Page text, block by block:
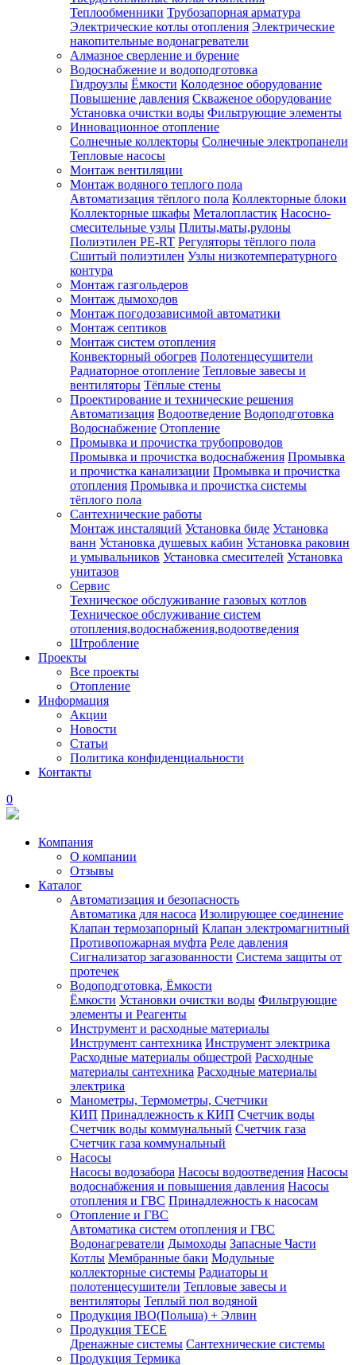
Теплообменники Трубозапорная арматура
Электрические котлы отопления Электрические
накопительные водонагреватели
Алмазное сверление и бурение
Водоснабжение и водоподготовка
Гидроузлы Ёмкости Колодезное оборудование
Повышение давления Скваженое оборудование
Установка очистки воды Фильтрующие элементы
Инновационное отопление
Солнечные коллекторы Солнечные электропанели
Тепловые насосы
Монтаж вентиляции
Монтаж водяного теплого пола
Автоматизация тёплого пола Коллекторные блоки
Коллекторные шкафы Металопластик Насосно-
смесительные узлы Плиты,маты,рулоны
Полиэтилен PE-RT Регуляторы тёплого пола
Сшитый полиэтилен Узлы низкотемпературного
контура
Монтаж газгольдеров
Монтаж дымоходов
Монтаж погодозависимой автоматики
Монтаж септиков
Монтаж систем отопления
Конвекторный обогрев Полотенцесушители
Радиаторное отопление Тепловые завесы и
вентиляторы Тёплые стены
Проектирование и технические решения
Автоматизация Водоотведение Водоподготовка
Водоснабжение Отопление
Промывка и прочистка трубопроводов
Промывка и прочистка водоснабжения Промывка
и прочистка канализации Промывка и прочистка
отопления Промывка и прочистка системы
тёплого пола
Сантехнические работы
Монтаж инсталяций Установка биде Установка
ванн Установка душевых кабин Установка раковин
и умывальников Установка смесителей Установка
унитазов
Сервис
Техническое обслуживание газовых котлов
Техническое обслуживание систем
отопления,водоснабжения,водоотведения
Штробление
Проекты
Все проекты
Отопление
Информация
Акции
Новости
Статьи
Политика конфиденциальности
Контакты
0
Компания
О компании
Отзывы
Каталог
Автоматизация и безопасность
Автоматика для насоса Изолирующее соединение
Клапан термозапорный Клапан электромагнитный
Противопожарная муфта Реле давления
Сигнализатор загазованности Система защиты от
протечек
Водоподготовка, Ёмкости
Ёмкости Установки очистки воды Фильтрующие
элементы и Реагенты
Инструмент и расходные материалы
Инструмент сантехника Инструмент электрика
Расходные материалы общестрой Расходные
материалы сантехника Расходные материалы
электрика
Манометры, Термометры, Счетчики
КИП Принадлежность к КИП Счетчик воды
Счетчик воды коммунальный Счетчик газа
Счетчик газа коммунальный
Насосы
Насосы водозабора Насосы водоотведения Насосы
водоснабжения и повышения давления Насосы
отопления и ГВС Принадлежность к насосам
Отопление и ГВС
Автоматика систем отопления и ГВС
Водонагреватели Дымоходы Запасные Части
Котлы Мембранные баки Модульные
коллекторные системы Радиаторы и
полотенцесушители Тепловые завесы и
вентиляторы Теплый пол водяной
Продукция IBO(Польша) + Элвин
Продукция TECE
Дренажные системы Сантехнические системы
Продукция Термика